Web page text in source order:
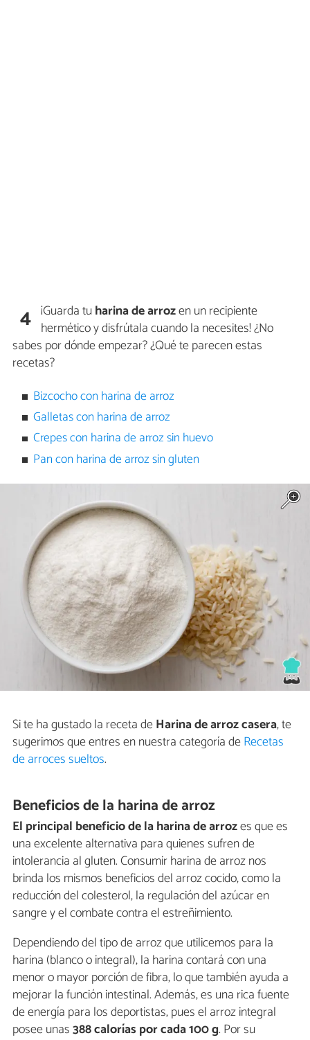
4 ¡Guarda tuharina de arrozen un recipiente
hermético y disfrútala cuando la necesites! ¿No
sabes por dónde empezar? ¿Qué te parecen estas
recetas?
Bizcocho con harina de arroz
Galletas con harina de arroz
Crepes con harina de arroz sin huevo
Pan con harina de arroz sin gluten
Si te ha gustado la receta deHarina de arroz casera, te
sugerimos que entres en nuestra categoría deRecetas
de arroces sueltos.
Beneficios de la harina de arroz
El principal beneficio de la harina de arrozes que es
una excelente alternativa para quienes sufren de
intolerancia al gluten. Consumir harina de arroz nos
brinda los mismos beneficios del arroz cocido, como la
reducción del colesterol, la regulación del azúcar en
sangre y el combate contra el estreñimiento.
Dependiendo del tipo de arroz que utilicemos para la
harina (blanco o integral), la harina contará con una
menor o mayor porción de fibra, lo que también ayuda a
mejorar la función intestinal. Además, es una rica fuente
de energía para los deportistas, pues el arroz integral
posee unas388 calorías por cada 100 g. Por su